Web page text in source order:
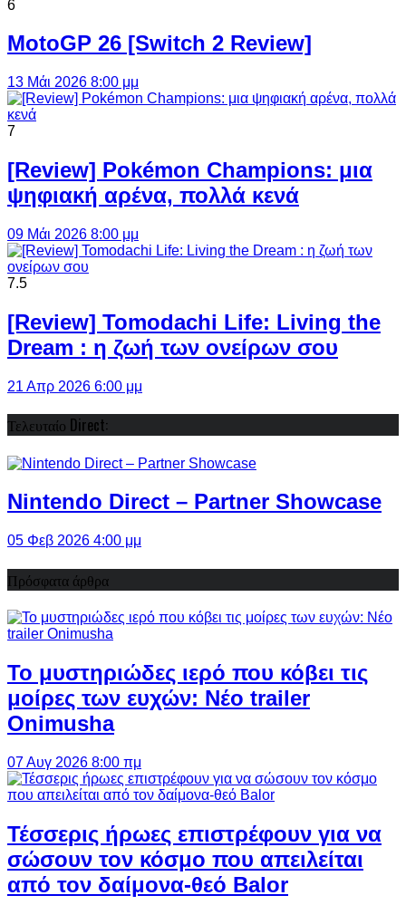
6
MotoGP 26 [Switch 2 Review]
13 Μάι 2026 8:00 μμ
7
[Review] Pokémon Champions: μια
ψηφιακή αρένα, πολλά κενά
09 Μάι 2026 8:00 μμ
7.5
[Review] Tomodachi Life: Living the
Dream : η ζωή των ονείρων σου
21 Απρ 2026 6:00 μμ
Τελευταίο Direct:
Nintendo Direct – Partner Showcase
05 Φεβ 2026 4:00 μμ
Πρόσφατα άρθρα
Το μυστηριώδες ιερό που κόβει τις
μοίρες των ευχών: Νέο trailer
Onimusha
07 Αυγ 2026 8:00 πμ
Τέσσερις ήρωες επιστρέφουν για να
σώσουν τον κόσμο που απειλείται
από τον δαίμονα-θεό Balor